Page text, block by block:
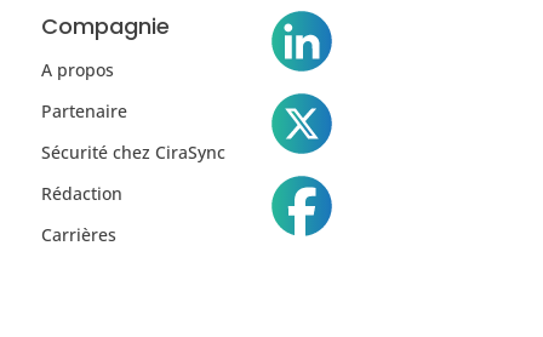
Compagnie
A propos
Partenaire
Sécurité chez CiraSync
Rédaction
Carrières